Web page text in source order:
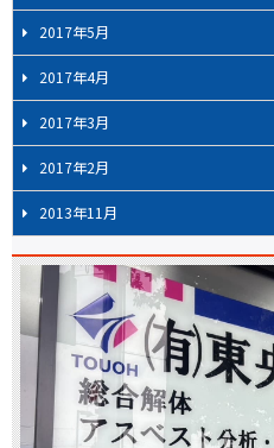
2017年5月
2017年4月
2017年3月
2017年2月
2013年11月